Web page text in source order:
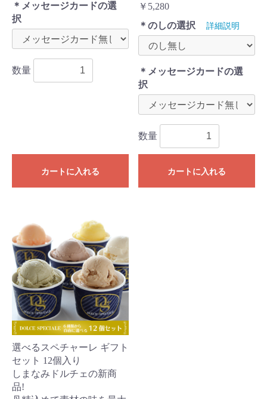
＊メッセージカードの選
択
数量
カートに入れる
￥5,280
＊のしの選択
詳細説明
＊メッセージカードの選
択
数量
カートに入れる
選べるスペチャーレ ギフト
セット 12個入り
しまなみドルチェの新商
品!